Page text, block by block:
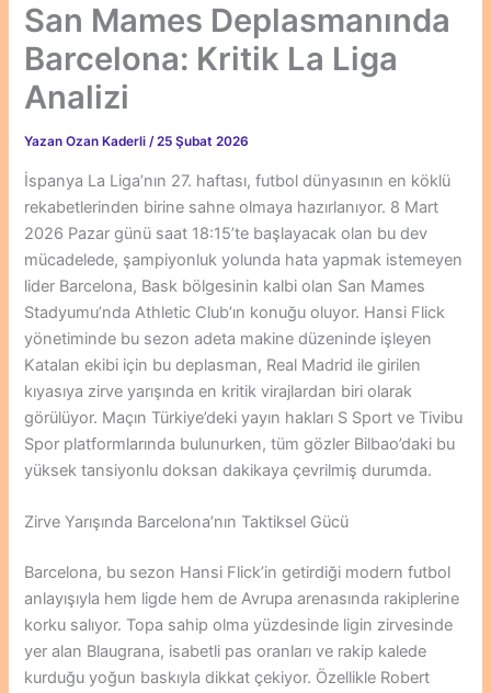
San Mames Deplasmanında
Barcelona: Kritik La Liga
Analizi
Yazan Ozan Kaderli/25 Şubat 2026
İspanya La Liga’nın 27. haftası, futbol dünyasının en köklü
rekabetlerinden birine sahne olmaya hazırlanıyor. 8 Mart
2026 Pazar günü saat 18:15’te başlayacak olan bu dev
mücadelede, şampiyonluk yolunda hata yapmak istemeyen
lider Barcelona, Bask bölgesinin kalbi olan San Mames
Stadyumu’nda Athletic Club’ın konuğu oluyor. Hansi Flick
yönetiminde bu sezon adeta makine düzeninde işleyen
Katalan ekibi için bu deplasman, Real Madrid ile girilen
kıyasıya zirve yarışında en kritik virajlardan biri olarak
görülüyor. Maçın Türkiye’deki yayın hakları S Sport ve Tivibu
Spor platformlarında bulunurken, tüm gözler Bilbao’daki bu
yüksek tansiyonlu doksan dakikaya çevrilmiş durumda.
Zirve Yarışında Barcelona’nın Taktiksel Gücü
Barcelona, bu sezon Hansi Flick’in getirdiği modern futbol
anlayışıyla hem ligde hem de Avrupa arenasında rakiplerine
korku salıyor. Topa sahip olma yüzdesinde ligin zirvesinde
yer alan Blaugrana, isabetli pas oranları ve rakip kalede
kurduğu yoğun baskıyla dikkat çekiyor. Özellikle Robert